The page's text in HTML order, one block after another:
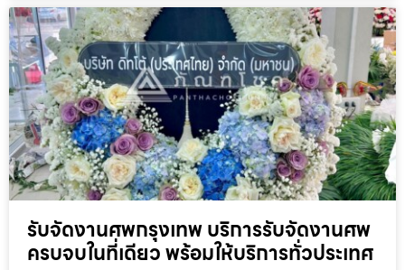
รับจัดงานศพกรุงเทพ บริการรับจัดงานศพ
ครบจบในที่เดียว พร้อมให้บริการทั่วประเทศ